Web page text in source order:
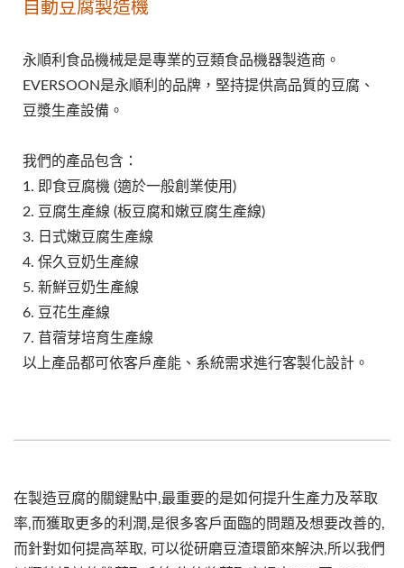
自動豆腐製造機
永順利食品機械是是專業的豆類食品機器製造商。
EVERSOON是永順利的品牌，堅持提供高品質的豆腐、
豆漿生產設備。
我們的產品包含：
1. 即食豆腐機 (適於一般創業使用)
2. 豆腐生產線 (板豆腐和嫩豆腐生產線)
3. 日式嫩豆腐生產線
4. 保久豆奶生產線
5. 新鮮豆奶生產線
6. 豆花生產線
7. 苜蓿芽培育生產線
以上產品都可依客戶產能、系統需求進行客製化設計。
在製造豆腐的關鍵點中,最重要的是如何提升生產力及萃取
率,而獲取更多的利潤,是很多客戶面臨的問題及想要改善的,
而針對如何提高萃取, 可以從研磨豆渣環節來解決,所以我們